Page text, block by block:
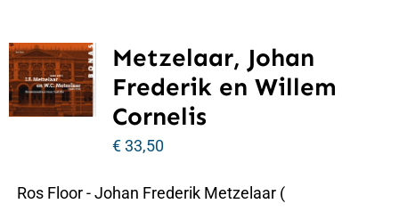
Metzelaar, Johan
Frederik en Willem
Cornelis
€33,50
Ros Floor - Johan Frederik Metzelaar (